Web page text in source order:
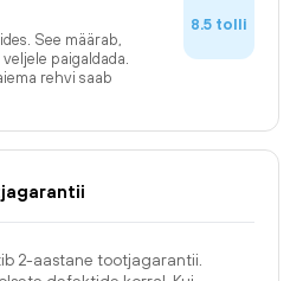
See määrab,
paigaldada.
rehvi saab
8.5 tolli
2-aastane tootjagarantii.